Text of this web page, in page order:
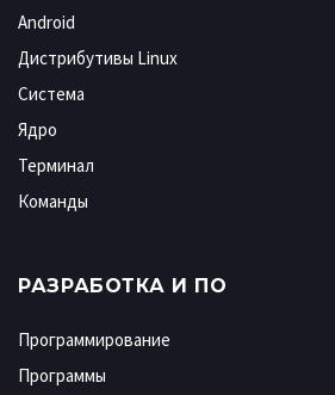
Android
Дистрибутивы Linux
Система
Ядро
Терминал
Команды
РАЗРАБОТКА И ПО
Программирование
Программы